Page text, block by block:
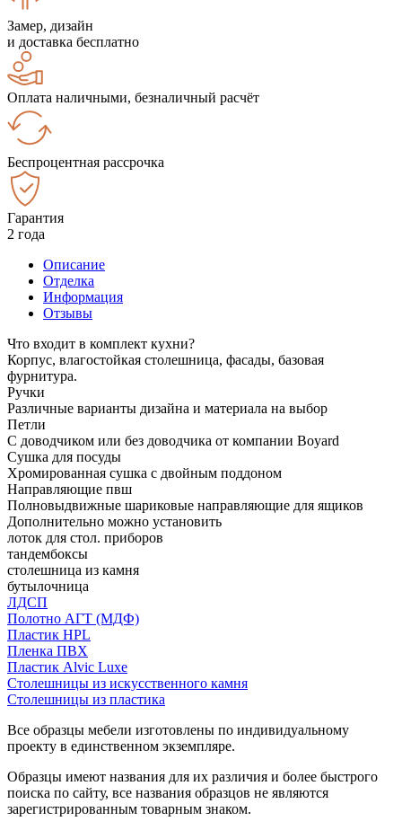
Замер, дизайн
и доставка бесплатно
Оплата наличными, безналичный расчёт
Беспроцентная рассрочка
Гарантия
2 года
Описание
Отделка
Информация
Отзывы
Что входит в комплект кухни?
Корпус, влагостойкая столешница, фасады, базовая
фурнитура.
Ручки
Различные варианты дизайна и материала на выбор
Петли
С доводчиком или без доводчика от компании Boyard
Сушка для посуды
Хромированная сушка с двойным поддоном
Направляющие пвш
Полновыдвижные шариковые направляющие для ящиков
Дополнительно можно установить
лоток для стол. приборов
тандембоксы
столешница из камня
бутылочница
ЛДСП
Полотно АГТ (МДФ)
Пластик HPL
Пленка ПВХ
Пластик Alvic Luxe
Столешницы из искусственного камня
Столешницы из пластика
Все образцы мебели изготовлены по индивидуальному
проекту в единственном экземпляре.
Образцы имеют названия для их различия и более быстрого
поиска по сайту, все названия образцов не являются
зарегистрированным товарным знаком.